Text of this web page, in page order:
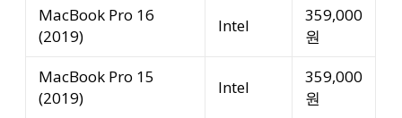
MacBook Pro 16
(2019)
Intel
359,000
원
MacBook Pro 15
(2019)
Intel
359,000
원